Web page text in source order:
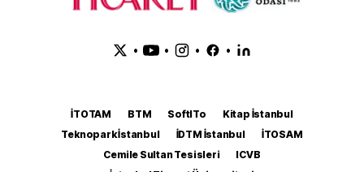
• • • •
İTOTAM BTM SoftITo
Kitap İstanbul
Teknopark İstanbul
İDTM İstanbul
İTOSAM
Cemile Sultan Tesisleri
ICVB